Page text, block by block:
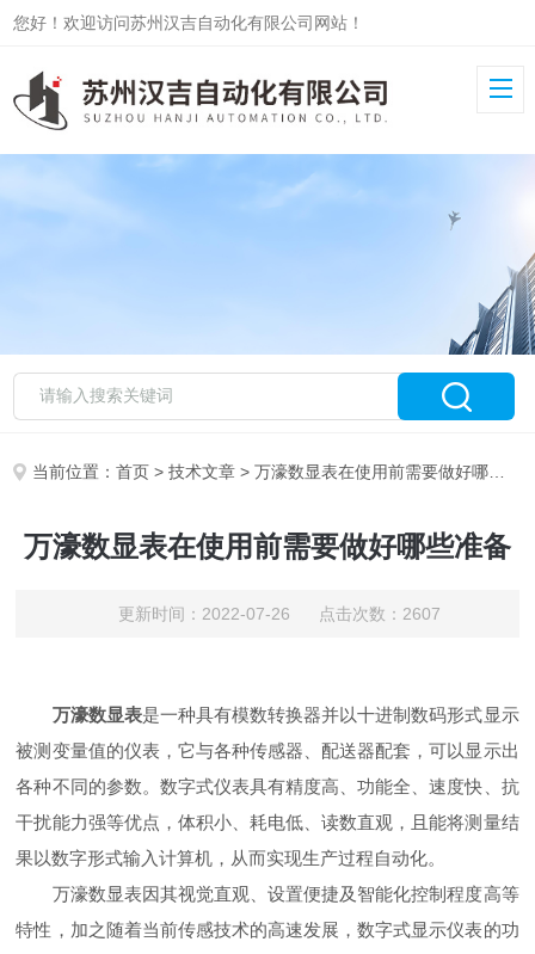
您好！欢迎访问苏州汉吉自动化有限公司网站！
当前位置：首页 >技术文章 > 万濠数显表在使用前需要做好哪些准备
万濠数显表在使用前需要做好哪些准备
更新时间：2022-07-26 点击次数：2607
万濠数显表是一种具有模数转换器并以十进制数码形式显示
被测变量值的仪表，它与各种传感器、配送器配套，可以显示出
各种不同的参数。数字式仪表具有精度高、功能全、速度快、抗
干扰能力强等优点，体积小、耗电低、读数直观，且能将测量结
果以数字形式输入计算机，从而实现生产过程自动化。
万濠数显表因其视觉直观、设置便捷及智能化控制程度高等
特性，加之随着当前传感技术的高速发展，数字式显示仪表的功